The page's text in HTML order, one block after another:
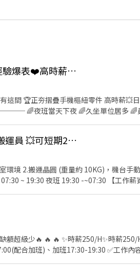
👍 🏆緊急加開💎久坐3C樞紐零件💎新手村經驗爆表❤️高時薪260H❤️週休六日❤️立即上班
間 🏆正夯摺疊手機樞紐零件 高時薪💥
班當天下夜 🌈久坐單位居多 🌈員
班 20:00-04:30 時薪$260 【薪約
找【林林🎀Luna】✦ 📩ID：
👍 長短期皆可‼️做二休二✨月休16天🔥晶圓搬運員 💥可短期2-3個月
環境 2.搬運晶圓 (重量約 10KG)，機台手
~ 19:30 夜班 19:30 -~07:30 【工作薪資】
錄取前皆可先不填！ ➋加入留言：
H✨時薪250/H ✨稍稍加班
配合加班)、加班17:30-19:30 ✅工作內